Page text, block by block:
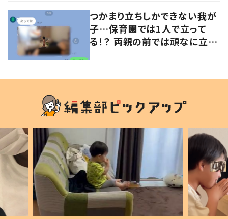
つかまり立ちしかできない我が
子…保育園では1人で立って
る！？ 両親の前では頑なに立た